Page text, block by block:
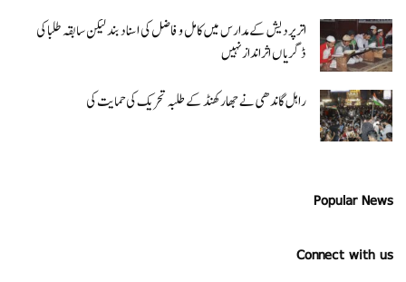
اتر پردیش کےمدارس میں کامل و فاضل کی اسناد بند لیکن سابقہ طلبا کی
ڈگریا ں اثرانداز نہیں
راہل گاندھی نے جھارکھنڈ کے طلبہ تحریک کی حمایت کی
Popular News
Connect with us